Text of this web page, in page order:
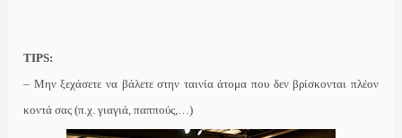
TIPS:
– Μην ξεχάσετε να βάλετε στην ταινία άτομα που δεν βρίσκονται πλέον
κοντά σας (π.χ. γιαγιά, παππούς,…)